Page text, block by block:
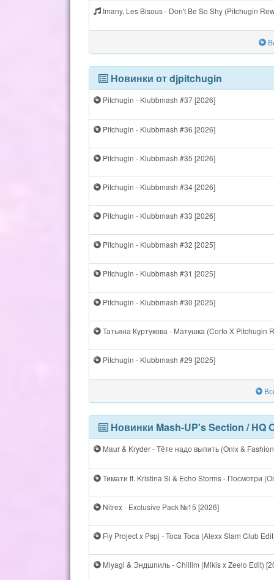
Imany, Les Bisous - Don't Be So Shy (Pitchugin
Новинки от djpitchugin
Pitchugin - Klubbmash #37 [2026]
Pitchugin - Klubbmash #36 [2026]
Pitchugin - Klubbmash #35 [2026]
Pitchugin - Klubbmash #34 [2026]
Pitchugin - Klubbmash #33 [2026]
Pitchugin - Klubbmash #32 [2025]
Pitchugin - Klubbmash #31 [2025]
Pitchugin - Klubbmash #30 [2025]
Татьяна Куртукова - Матушка (Corto X Pitchugin
Pitchugin - Klubbmash #29 [2025]
Новинки Mash-UP's Section / HQ
Maur & Kryder - Тёте надо выпить (Onix &
Тимати ft. Kristina Si & Echo Storms - Посмотри
Nitrex - Exclusive Pack №15 [2026]
Fly Project x Pspj - Toca Toca (Alexx Slam Club
Miyagi & Эндшпиль - Chillim (Mikis x Zeelo Edit)